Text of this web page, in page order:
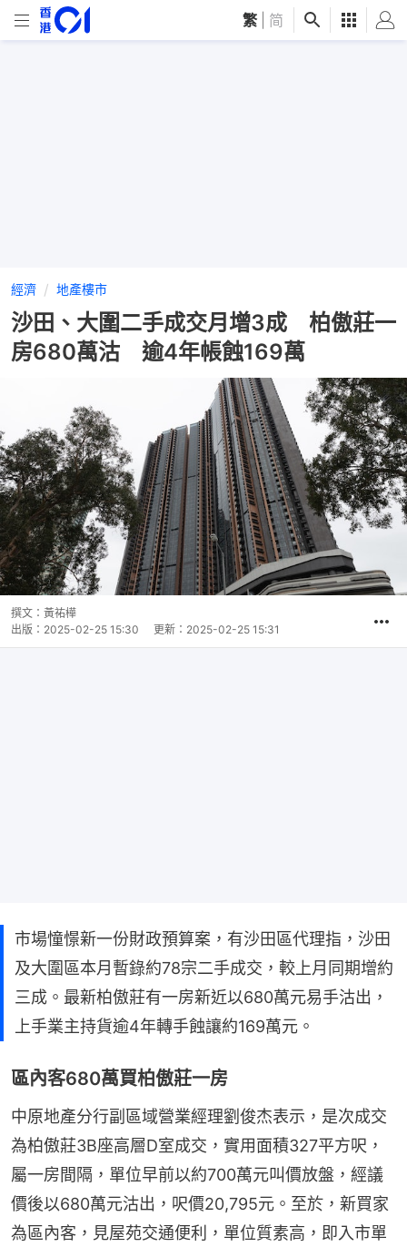
繁 简
經濟 地產樓市
沙田、大圍二手成交月增3成 柏傲莊一
房680萬沽 逾4年帳蝕169萬
撰文： 黃祐樺
出版： 2025-02-25 15:30 更新： 2025-02-25 15:31
市場憧憬新一份財政預算案，有沙田區代理指，沙田
及大圍區本月暫錄約78宗二手成交，較上月同期增約
三成。最新柏傲莊有一房新近以680萬元易手沽出，
上手業主持貨逾4年轉手蝕讓約169萬元。
區內客680萬買柏傲莊一房
中原地產分行副區域營業經理劉俊杰表示，是次成交
為柏傲莊3B座高層D室成交，實用面積327平方呎，
屬一房間隔，單位早前以約700萬元叫價放盤，經議
價後以680萬元沽出，呎價20,795元。至於，新買家
為區內客，見屋苑交通便利，單位質素高，即入市單